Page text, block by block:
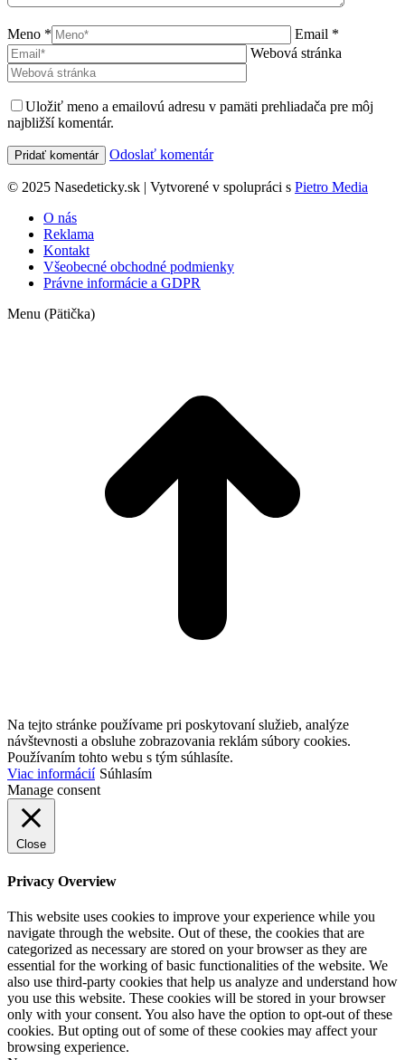
Meno *
Email *
Webová stránka
Uložiť meno a emailovú adresu v pamäti prehliadača pre môj
najbližší komentár.
Odoslať komentár
© 2025 Nasedeticky.sk | Vytvorené v spolupráci s Pietro Media
O nás
Reklama
Kontakt
Všeobecné obchodné podmienky
Právne informácie a GDPR
Menu (Pätička)
Na tejto stránke používame pri poskytovaní služieb, analýze
návštevnosti a obsluhe zobrazovania reklám súbory cookies.
Používaním tohto webu s tým súhlasíte.
Viac informácií Súhlasím
Manage consent
Close
Privacy Overview
This website uses cookies to improve your experience while you
navigate through the website. Out of these, the cookies that are
categorized as necessary are stored on your browser as they are
essential for the working of basic functionalities of the website. We
also use third-party cookies that help us analyze and understand how
you use this website. These cookies will be stored in your browser
only with your consent. You also have the option to opt-out of these
cookies. But opting out of some of these cookies may affect your
browsing experience.